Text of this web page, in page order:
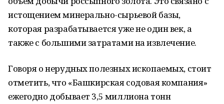
истощением минерально-сырьевой базы,
которая разрабатывается уже не один век, а
также с большими затратами на извлечение.
Говоря о нерудных полезных ископаемых, стоит
отметить, что «Башкирская содовая компания»
ежегодно добывает 3,5 миллиона тонн